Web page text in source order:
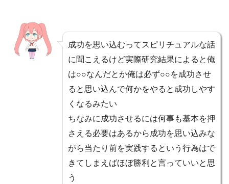
成功を思い込むってスピリチュアルな話
に聞こえるけど実際研究結果によると俺
は○○なんだとか俺は必ず○○を成功させ
ると思い込んで何かをやると成功しやす
くなるみたい
ちなみに成功させるには何事も基本を押
さえる必要はあるから成功を思い込みな
がら当たり前を実践するという行為はで
きてしまえばほぼ勝利と言っていいと思
う